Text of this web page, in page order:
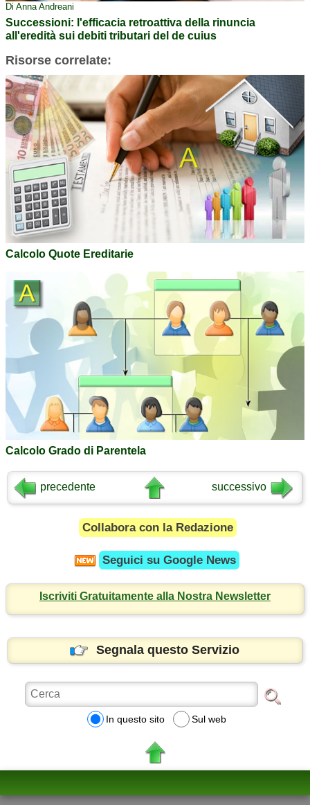
Di Anna Andreani
Successioni: l'efficacia retroattiva della rinuncia
all'eredità sui debiti tributari del de cuius
Risorse correlate:
Calcolo Quote Ereditarie
Calcolo Grado di Parentela
precedente successivo
Collabora con la Redazione
Seguici su Google News
Iscriviti Gratuitamente alla Nostra Newsletter
Segnala questo Servizio
In questo sito Sul web